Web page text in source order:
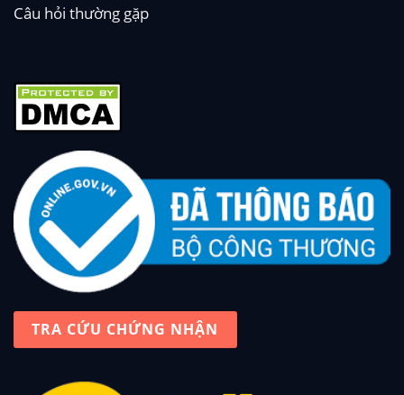
Câu hỏi thường gặp
TRA CỨU CHỨNG NHẬN